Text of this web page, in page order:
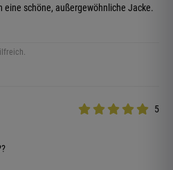
eine schöne, außergewöhnliche Jacke.
5